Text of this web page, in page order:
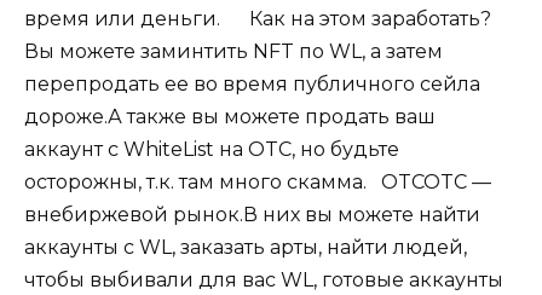
время или деньги.⠀⠀Как на этом заработать?
Вы можете заминтить NFT по WL, а затем
перепродать ее во время публичного сейла
дороже.А также вы можете продать ваш
аккаунт с WhiteList на OTC, но будьте
осторожны, т.к. там много скамма.⠀OTCOTC —
внебиржевой рынок.В них вы можете найти
аккаунты с WL, заказать арты, найти людей,
чтобы выбивали для вас WL, готовые аккаунты